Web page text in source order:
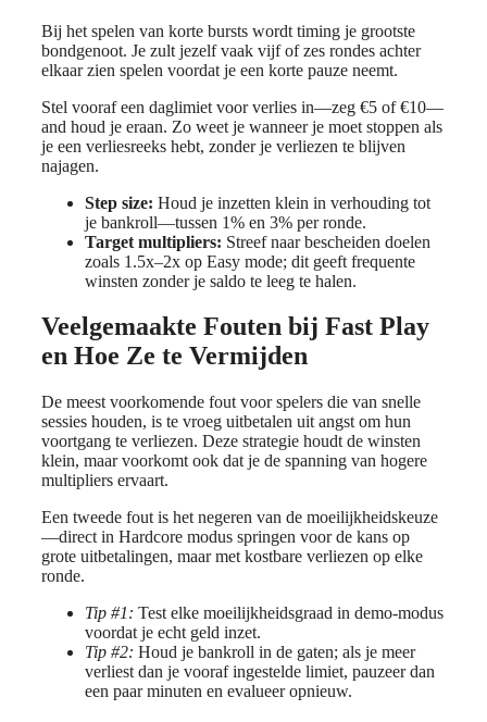
Bij het spelen van korte bursts wordt timing je grootste
bondgenoot. Je zult jezelf vaak vijf of zes rondes achter
elkaar zien spelen voordat je een korte pauze neemt.
Stel vooraf een daglimiet voor verlies in—zeg €5 of €10—
and houd je eraan. Zo weet je wanneer je moet stoppen als
je een verliesreeks hebt, zonder je verliezen te blijven
najagen.
Step size: Houd je inzetten klein in verhouding tot
je bankroll—tussen 1% en 3% per ronde.
Target multipliers: Streef naar bescheiden doelen
zoals 1.5x–2x op Easy mode; dit geeft frequente
winsten zonder je saldo te leeg te halen.
Veelgemaakte Fouten bij Fast Play
en Hoe Ze te Vermijden
De meest voorkomende fout voor spelers die van snelle
sessies houden, is te vroeg uitbetalen uit angst om hun
voortgang te verliezen. Deze strategie houdt de winsten
klein, maar voorkomt ook dat je de spanning van hogere
multipliers ervaart.
Een tweede fout is het negeren van de moeilijkheidskeuze
—direct in Hardcore modus springen voor de kans op
grote uitbetalingen, maar met kostbare verliezen op elke
ronde.
Tip #1: Test elke moeilijkheidsgraad in demo‑modus
voordat je echt geld inzet.
Tip #2: Houd je bankroll in de gaten; als je meer
verliest dan je vooraf ingestelde limiet, pauzeer dan
een paar minuten en evalueer opnieuw.